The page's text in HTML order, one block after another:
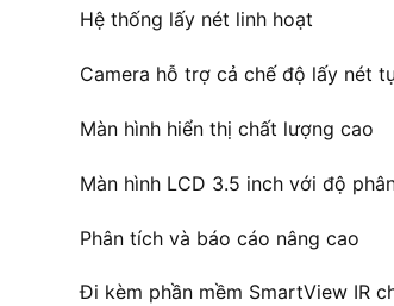
Hệ thống lấy nét linh hoạt
Camera hỗ trợ cả chế độ lấy nét
Màn hình hiển thị chất lượng cao
Màn hình LCD 3.5 inch với độ
Phân tích và báo cáo nâng cao
Đi kèm phần mềm SmartView IR